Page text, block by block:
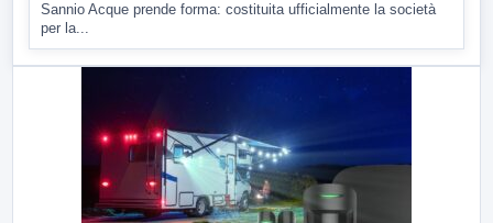
Sannio Acque prende forma: costituita ufficialmente la società
per la...